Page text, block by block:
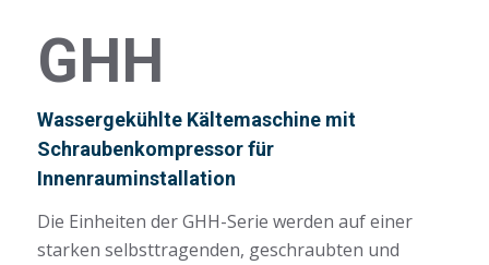
GHH
Wassergekühlte Kältemaschine mit
Schraubenkompressor für
Innenrauminstallation
Die Einheiten der GHH-Serie werden auf einer
starken selbsttragenden, geschraubten und